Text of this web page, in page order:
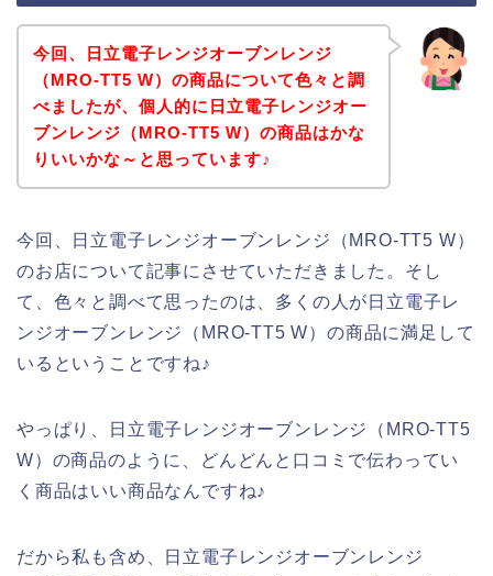
今回、日立電子レンジオーブンレンジ
（MRO-TT5 W）の商品について色々と調
べましたが、個人的に日立電子レンジオー
ブンレンジ（MRO-TT5 W）の商品はかな
りいいかな～と思っています♪
今回、日立電子レンジオーブンレンジ（MRO-TT5 W）
のお店について記事にさせていただきました。そし
て、色々と調べて思ったのは、多くの人が日立電子レ
ンジオーブンレンジ（MRO-TT5 W）の商品に満足して
いるということですね♪
やっぱり、日立電子レンジオーブンレンジ（MRO-TT5
W）の商品のように、どんどんと口コミで伝わってい
く商品はいい商品なんですね♪
だから私も含め、日立電子レンジオーブンレンジ